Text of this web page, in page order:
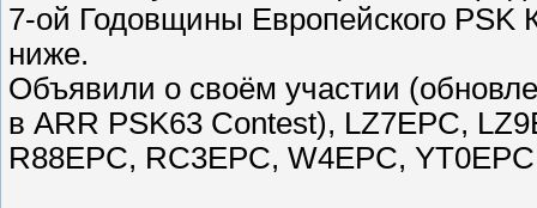
7-ой Годовщины Европейского PSK
ниже.
Объявили о своём участии
в ARR PSK63 Contest), LZ7EPC,
R88EPC, RC3EPC, W4EPC,